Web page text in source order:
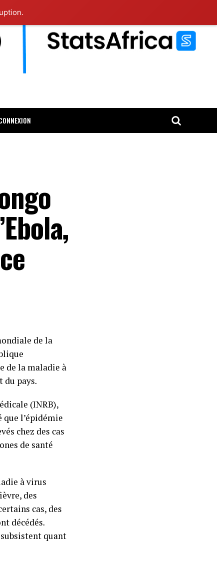
de la
de la maladie à
du pays.
(INRB),
l’épidémie
chez des cas
de santé
à virus
des
cas, des
décédés.
quant